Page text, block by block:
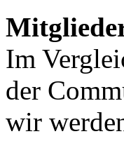
Im
der
wir